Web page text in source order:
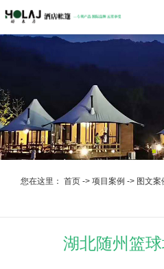
您在这里： 首页 -> 项目案例 -> 图文案
湖北随州篮